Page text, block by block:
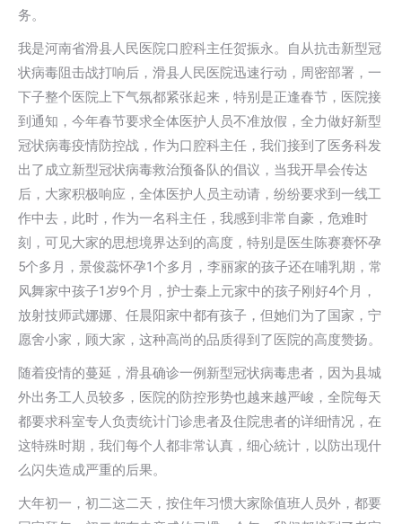
务。
我是河南省滑县人民医院口腔科主任贺振永。自从抗击新型冠
状病毒阻击战打响后，滑县人民医院迅速行动，周密部署，一
下子整个医院上下气氛都紧张起来，特别是正逢春节，医院接
到通知，今年春节要求全体医护人员不准放假，全力做好新型
冠状病毒疫情防控战，作为口腔科主任，我们接到了医务科发
出了成立新型冠状病毒救治预备队的倡议，当我开旱会传达
后，大家积极响应，全体医护人员主动请，纷纷要求到一线工
作中去，此时，作为一名科主任，我感到非常自豪，危难时
刻，可见大家的思想境界达到的高度，特别是医生陈赛赛怀孕
5个多月，景俊蕊怀孕1个多月，李丽家的孩子还在哺乳期，常
风舞家中孩子1岁9个月，护士秦上元家中的孩子刚好4个月，
放射技师武娜娜、任晨阳家中都有孩子，但她们为了国家，宁
愿舍小家，顾大家，这种高尚的品质得到了医院的高度赞扬。
随着疫情的蔓延，滑县确诊一例新型冠状病毒患者，因为县城
外出务工人员较多，医院的防控形势也越来越严峻，全院每天
都要求科室专人负责统计门诊患者及住院患者的详细情况，在
这特殊时期，我们每个人都非常认真，细心統计，以防出现什
么闪失造成严重的后果。
大年初一，初二这二天，按住年习惯大家除值班人员外，都要